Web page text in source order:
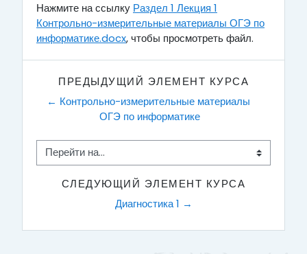
Нажмите на ссылку Раздел 1 Лекция 1
Контрольно-измерительные материалы ОГЭ по
информатике.docx, чтобы просмотреть файл.
ПРЕДЫДУЩИЙ ЭЛЕМЕНТ КУРСА
← Контрольно-измерительные материалы
ОГЭ по информатике
Перейти на...
СЛЕДУЮЩИЙ ЭЛЕМЕНТ КУРСА
Диагностика 1 →